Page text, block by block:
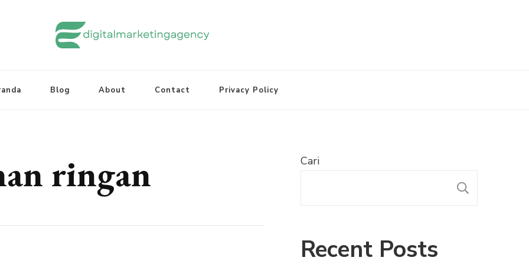
Blog About Contact Privacy Policy
ringan
Cari
Recent Posts